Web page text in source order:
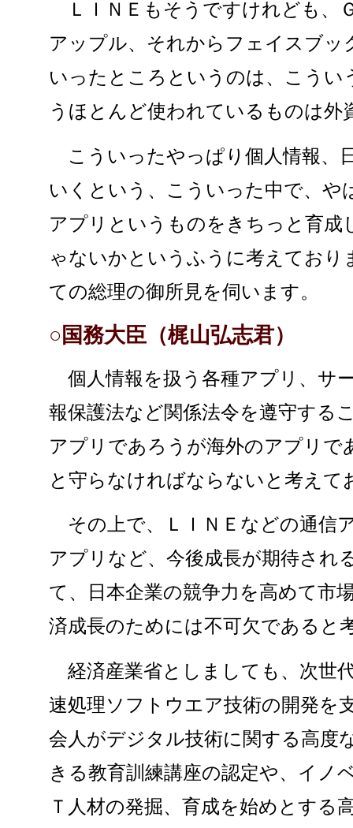
ＬＩＮＥもそうですけれども、
アップル、それからフェイスブ
いったところというのは、こう
うほとんど使われているものは外
こういったやっぱり個人情報、
いくという、こういった中で、や
アプリというものをきちっと育
ゃないかというふうに考えてお
ての総理の御所見を伺います。
○国務大臣（梶山弘志君）
個人情報を扱う各種アプリ、サ
報保護法など関係法令を遵守する
アプリであろうが海外のアプリで
と守らなければならないと考えて
その上で、ＬＩＮＥなどの通信
アプリなど、今後成長が期待され
て、日本企業の競争力を高めて市
済成長のためには不可欠であると
経済産業省としましても、次世
速処理ソフトウエア技術の開発を
会人がデジタル技術に関する高度
きる教育訓練講座の認定や、イノ
Ｔ人材の発掘、育成を始めとする